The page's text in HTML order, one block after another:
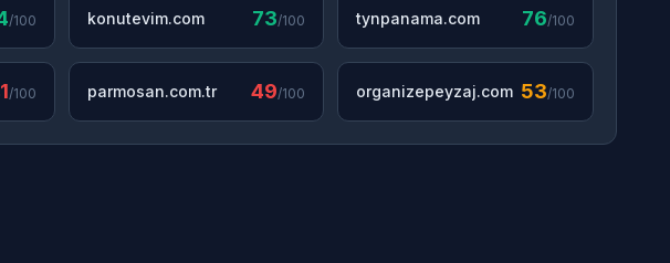
/100 konutevim.com 73/100 tynpanama.com 76/100
/100 parmosan.com.tr 49/100 organizepeyzaj.com 53/100